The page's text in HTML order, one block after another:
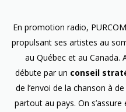
En promotion radio,
propulsant ses artistes au
au Québec et au
débute par un conseil
de l’envoi de la chanson à
partout au pays. On